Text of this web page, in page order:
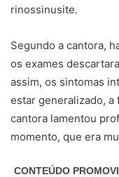
rinossinusite.
Segundo a cantora,
os exames
assim, os sintomas
estar generalizado, a
cantora lamentou
momento, que era